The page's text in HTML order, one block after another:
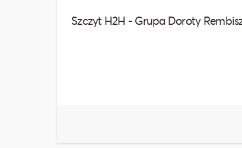
Szczyt H2H - Grupa Doroty